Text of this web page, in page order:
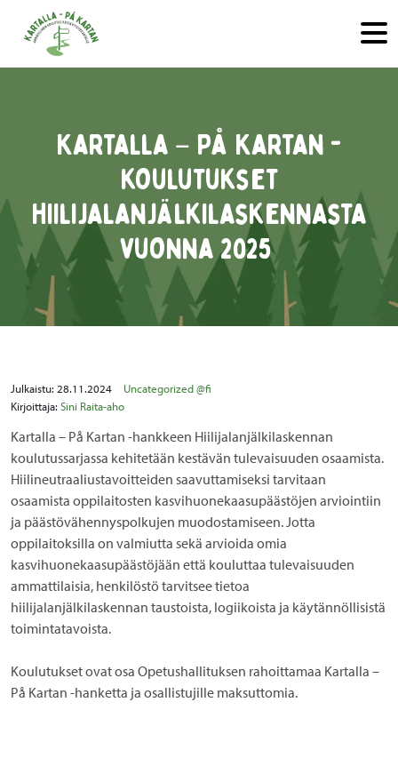
Hyppää sisältöön
Kartalla – På Kartan -
koulutukset
hiilijalanjälkilaskennasta
vuonna 2025
Julkaistu: 28.11.2024
Uncategorized @fi
Kirjoittaja: Sini Raita-aho
Kartalla – På Kartan -hankkeen Hiilijalanjälkilaskennan
koulutussarjassa kehitetään kestävän tulevaisuuden osaamista.
Hiilineutraaliustavoitteiden saavuttamiseksi tarvitaan
osaamista oppilaitosten kasvihuonekaasupäästöjen arviointiin
ja päästövähennyspolkujen muodostamiseen. Jotta
oppilaitoksilla on valmiutta sekä arvioida omia
kasvihuonekaasupäästöjään että kouluttaa tulevaisuuden
ammattilaisia, henkilöstö tarvitsee tietoa
hiilijalanjälkilaskennan taustoista, logiikoista ja käytännöllisistä
toimintatavoista.
Koulutukset ovat osa Opetushallituksen rahoittamaa Kartalla –
På Kartan -hanketta ja osallistujille maksuttomia.